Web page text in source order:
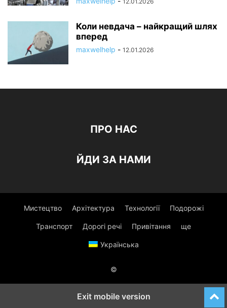
Коли невдача – найкращий шлях
вперед
maxwelhelp - 12.01.2026
ПРО НАС
ЙДИ ЗА НАМИ
Мистецтво Архітектура Технології Подорожі
Транспорт Дорогі речі Привітання ще
Українська
©
Exit mobile version